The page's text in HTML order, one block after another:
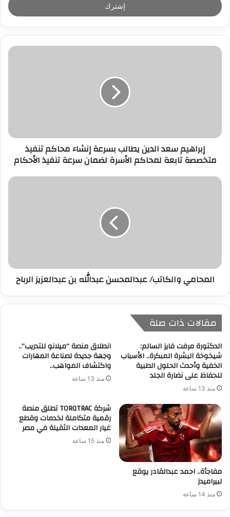
ل
ر
د
ر
إبراهيم سعد الدين يطالب بسرعة إنشاء محاكم تنفيذ
متخصصة تابعة لمحاكم الأسرة لضمان سرعة تنفيذ الأحكام
المحامي والكاتب/ عبدالمحسن عبدالله بن عبدالعزيز الرباح
مقالات ذات صلة
الدكتورة مرفت فايز السالم:
شيخوخة البشرة المبكرة.. الأسباب
الخفية وأحدث الحلول الطبية
للحفاظ على نضارة الجلد
منذ 13 ساعة
انطلاق منصة “ميلانو للتدريب”..
وجهة جديدة لصناعة المهارات
واكتشاف المواهب..
منذ 13 ساعة
مفاجأة.. احمد عبدالقادر يوقع
لبيراميدز
منذ 14 ساعة
شركة TORQTRAC تطلق منصة
رقمية متكاملة لخدمات وقطع
غيار المعدات الثقيلة في مصر
منذ 15 ساعة